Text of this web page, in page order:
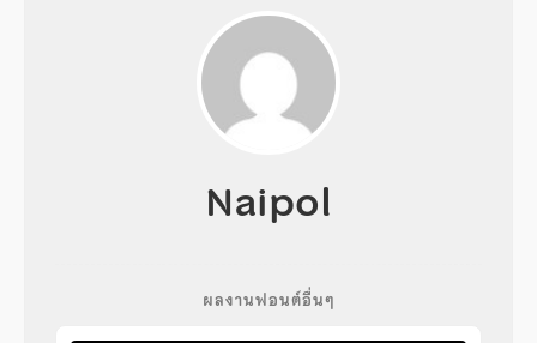
Naipol
ผลงานฟอนต์อื่นๆ